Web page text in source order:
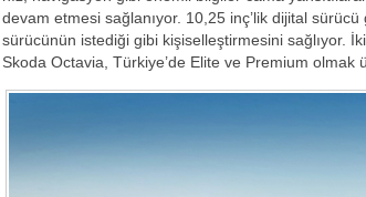
devam etmesi sağlanıyor. 10,25 inç’lik dijital
sürücünün istediği gibi kişiselleştirmesini sağlıyor.
Skoda Octavia, Türkiye’de Elite ve Premium olmak